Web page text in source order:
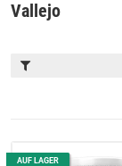
Vallejo
AUF LAGER